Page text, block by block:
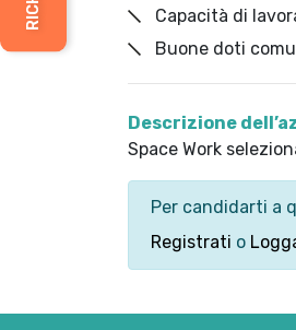
Capacità di
Buone doti
Descrizione
Space Work
Per candidarti a
Registrati o